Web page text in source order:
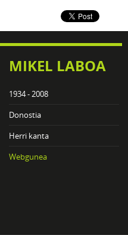
MIKEL LABOA
1934 - 2008
Donostia
Herri kanta
Webgunea